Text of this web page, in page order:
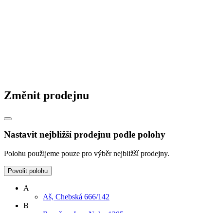
Změnit prodejnu
Nastavit nejbližší prodejnu podle polohy
Polohu použijeme pouze pro výběr nejbližší prodejny.
Povolit polohu
A
Aš, Chebská 666/142
B